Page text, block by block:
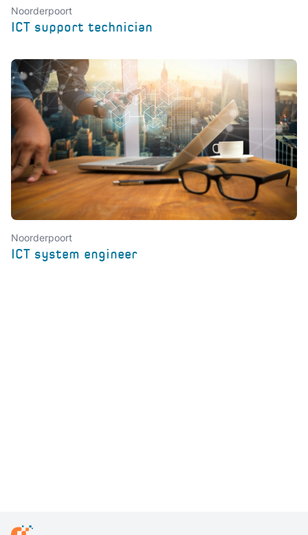
Noorderpoort
ICT support technician
Noorderpoort
ICT system engineer